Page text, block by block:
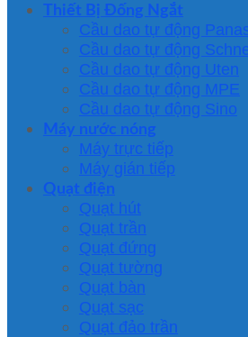
Thiết Bị Đống Ngắt
Cầu dao tự động
Cầu dao tự động
Cầu dao tự động Uten
Cầu dao tự động MPE
Cầu dao tự động Sino
Máy nước nóng
Máy trực tiếp
Máy gián tiếp
Quạt điện
Quạt hút
Quạt trần
Quạt đứng
Quạt tường
Quạt bàn
Quạt sạc
Quạt đảo trần